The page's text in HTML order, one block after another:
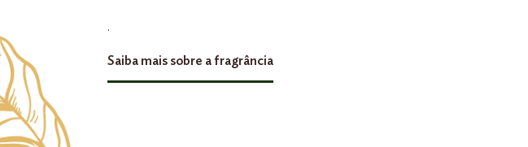
.
Saiba mais sobre a fragrância